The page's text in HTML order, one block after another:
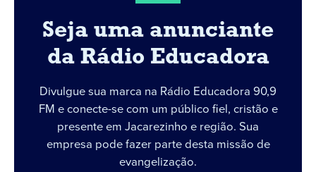
Seja uma anunciante
da Rádio Educadora
Divulgue sua marca na Rádio Educadora 90,9
FM e conecte-se com um público fiel, cristão e
presente em Jacarezinho e região. Sua
empresa pode fazer parte desta missão de
evangelização.